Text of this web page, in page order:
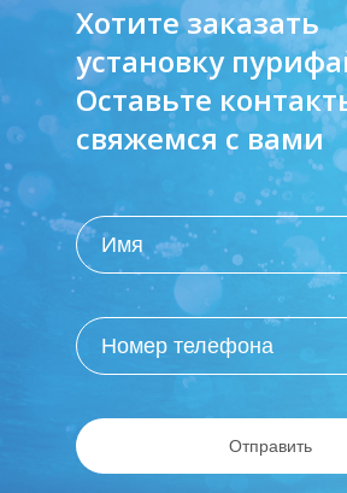
Хотите заказать
установку
Оставьте
свяжемся с вами
Отправить